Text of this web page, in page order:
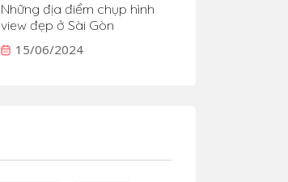
Những địa điểm chụp hình
view đẹp ở Sài Gòn
15/06/2024